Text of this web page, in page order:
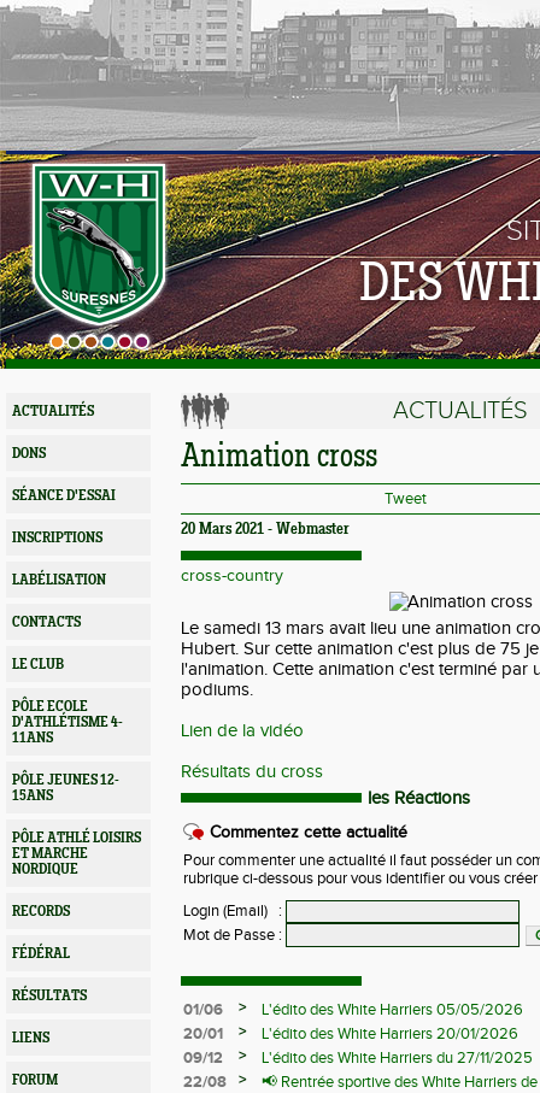
DES
ACTUALITÉS
DONS
SÉANCE D'ESSAI
INSCRIPTIONS
LABÉLISATION
CONTACTS
LE CLUB
PÔLE ECOLE
D'ATHLÉTISME 4-
11ANS
PÔLE JEUNES 12-
15ANS
PÔLE ATHLÉ LOISIRS
ET MARCHE
NORDIQUE
RECORDS
FÉDÉRAL
RÉSULTATS
LIENS
FORUM
ACTUALITÉS
Animation cross
Tweet
20 Mars 2021 - Webmaster
cross-country
Le samedi 13 mars avait lieu une animation
Hubert. Sur cette animation c'est plus de 75
l'animation. Cette animation c'est terminé par
podiums.
Lien de la vidéo
Résultats du cross
les Réactions
Commentez cette actualité
Pour commenter une actualité il faut posséder un
rubrique ci-dessous pour vous identifier ou vous
Login (Email)
:
Mot de Passe :
01/06 >
L'édito des White Harriers 05/05/2026
20/01
>
L'édito des White Harriers 20/01/2026
09/12
>
L'édito des White Harriers du 27/11/2025
22/08
>
📢 Rentrée sportive des White Harriers